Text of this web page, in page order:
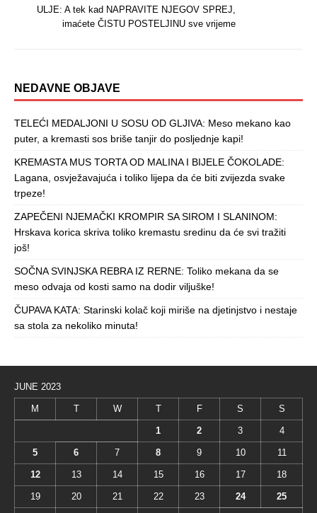
ULJE: A tek kad NAPRAVITE NJEGOV SPREJ,
imaćete ČISTU POSTELJINU sve vrijeme
NEDAVNE OBJAVE
TELEĆI MEDALJONI U SOSU OD GLJIVA: Meso mekano kao
puter, a kremasti sos briše tanjir do posljednje kapi!
KREMASTA MUS TORTA OD MALINA I BIJELE ČOKOLADE:
Lagana, osvježavajuća i toliko lijepa da će biti zvijezda svake
trpeze!
ZAPEČENI NJEMAČKI KROMPIR SA SIROM I SLANINOM:
Hrskava korica skriva toliko kremastu sredinu da će svi tražiti
još!
SOČNA SVINJSKA REBRA IZ RERNE: Toliko mekana da se
meso odvaja od kosti samo na dodir viljuške!
ČUPAVA KATA: Starinski kolač koji miriše na djetinjstvo i nestaje
sa stola za nekoliko minuta!
JUNE 2023
M T W T F S S
1 2 3 4
5 6 7 8 9 10 11
12 13 14 15 16 17 18
19 20 21 22 23 24 25